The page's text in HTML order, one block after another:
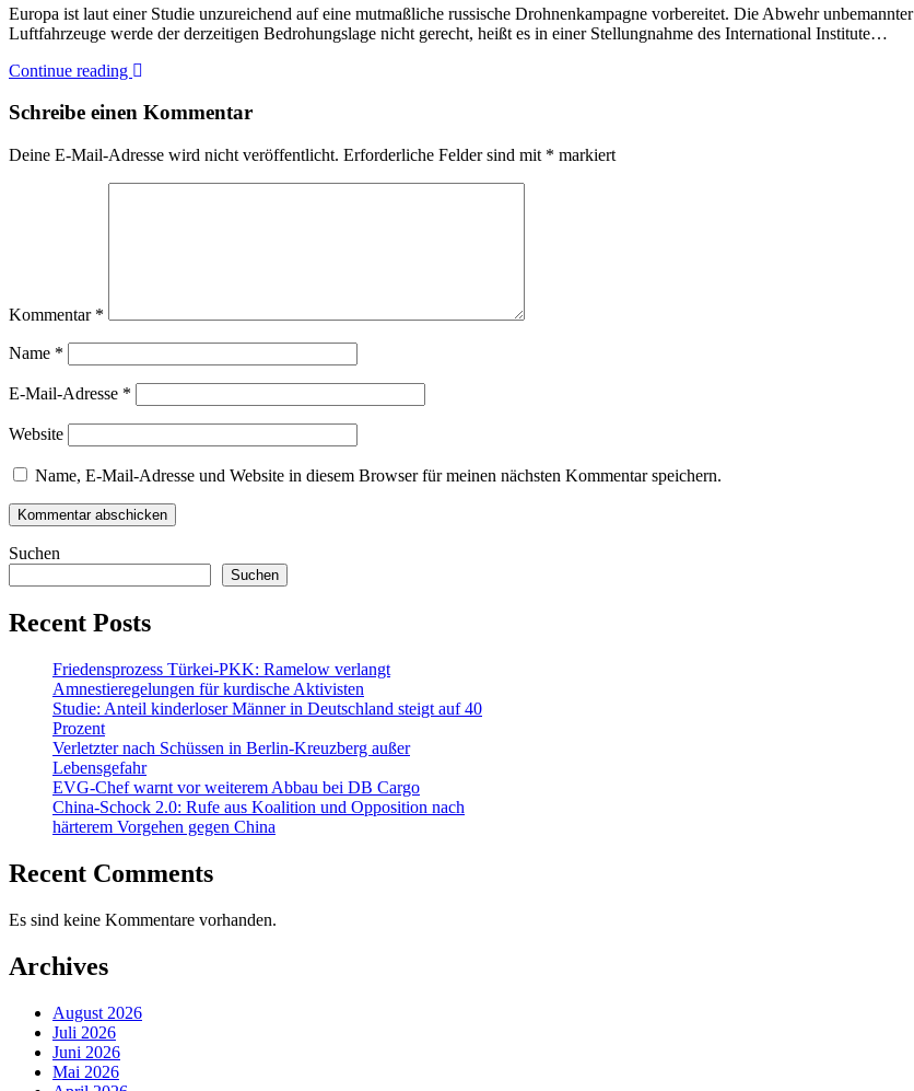
Europa ist laut einer Studie unzureichend auf eine mutmaßliche russische Drohnenkampagne vorbereitet. Die Abwehr unbemannter
Luftfahrzeuge werde der derzeitigen Bedrohungslage nicht gerecht, heißt es in einer Stellungnahme des International Institute…
Continue reading
Schreibe einen Kommentar
Deine E-Mail-Adresse wird nicht veröffentlicht. Erforderliche Felder sind mit * markiert
Kommentar *
Name *
E-Mail-Adresse *
Website
Name, E-Mail-Adresse und Website in diesem Browser für meinen nächsten Kommentar speichern.
Suchen
Suchen
Recent Posts
Friedensprozess Türkei-PKK: Ramelow verlangt
Amnestieregelungen für kurdische Aktivisten
Studie: Anteil kinderloser Männer in Deutschland steigt auf 40
Prozent
Verletzter nach Schüssen in Berlin-Kreuzberg außer
Lebensgefahr
EVG-Chef warnt vor weiterem Abbau bei DB Cargo
China-Schock 2.0: Rufe aus Koalition und Opposition nach
härterem Vorgehen gegen China
Recent Comments
Es sind keine Kommentare vorhanden.
Archives
August 2026
Juli 2026
Juni 2026
Mai 2026